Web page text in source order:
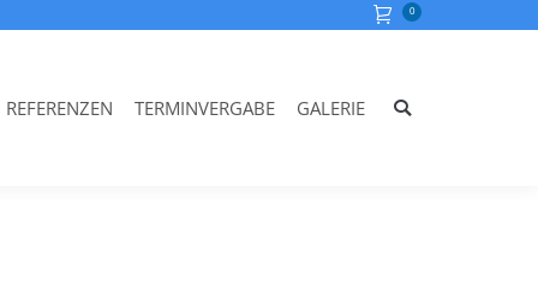
0
REFERENZEN TERMINVERGABE GALERIE Search: